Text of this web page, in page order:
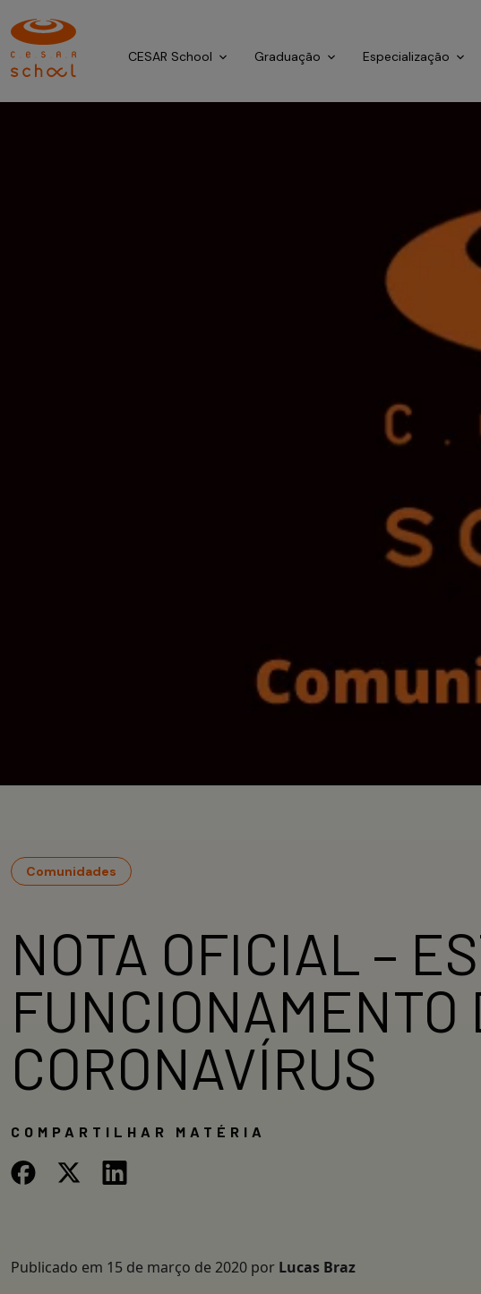
CESAR School Graduação Especialização
Comunidades
NOTA OFICIAL –
FUNCIONAMENTO
CORONAVÍRUS
COMPARTILHAR MATÉRIA
Publicado em 15 de março de 2020 por Lucas Braz